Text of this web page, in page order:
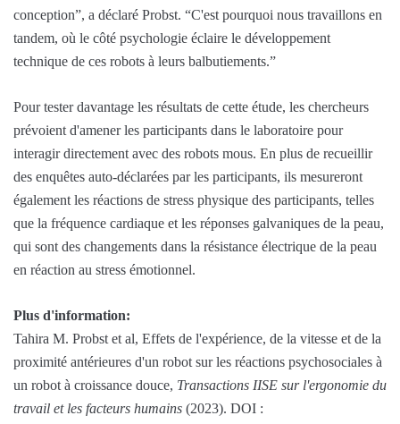
conception”, a déclaré Probst. “C'est pourquoi nous travaillons en
tandem, où le côté psychologie éclaire le développement
technique de ces robots à leurs balbutiements.”
Pour tester davantage les résultats de cette étude, les chercheurs
prévoient d'amener les participants dans le laboratoire pour
interagir directement avec des robots mous. En plus de recueillir
des enquêtes auto-déclarées par les participants, ils mesureront
également les réactions de stress physique des participants, telles
que la fréquence cardiaque et les réponses galvaniques de la peau,
qui sont des changements dans la résistance électrique de la peau
en réaction au stress émotionnel.
Plus d'information:
Tahira M. Probst et al, Effets de l'expérience, de la vitesse et de la
proximité antérieures d'un robot sur les réactions psychosociales à
un robot à croissance douce, Transactions IISE sur l'ergonomie du
travail et les facteurs humains (2023). DOI :